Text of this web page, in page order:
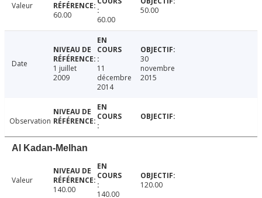
Valeur
60.00
60.00
50.00
Date
1 juillet
2009
11
décembre
2014
30
novembre
2015
Observation
Al Kadan-Melhan
Valeur
140.00
140.00
120.00